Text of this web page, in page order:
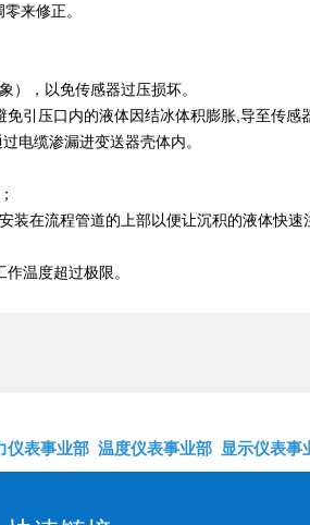
来修正。
），以免传感器过压损坏。
引压口内的液体因结冰体积膨胀,导至传感
电缆渗漏进变送器壳体内。
在流程管道的上部以便让沉积的液体快速
温度超过极限。
仪表事业部 温度仪表事业部 显示仪表事